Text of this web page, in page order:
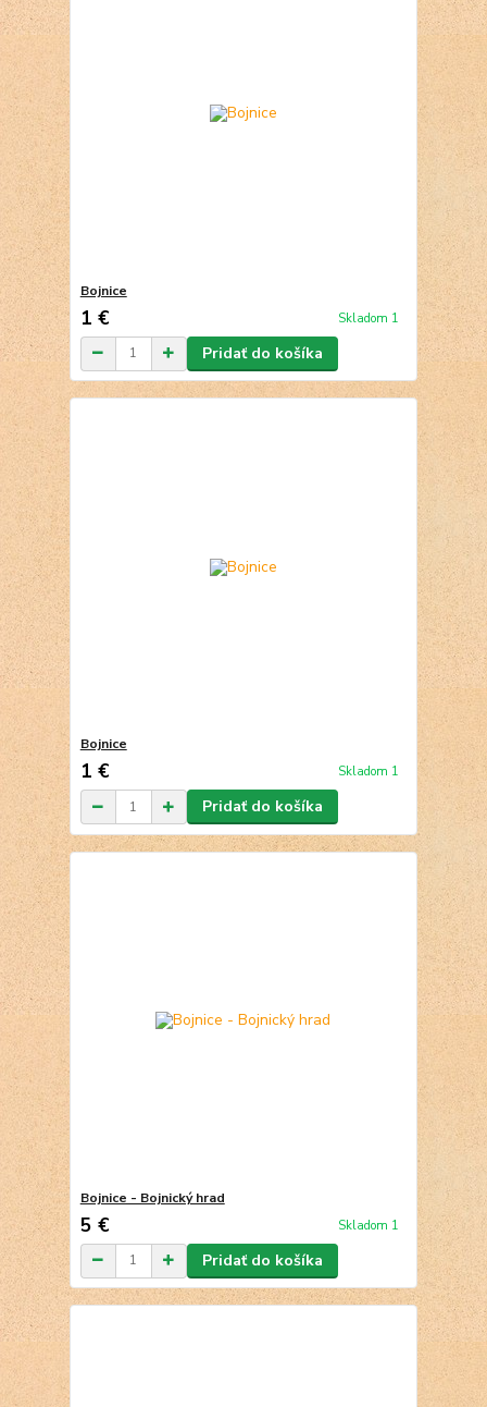
Bojnice
1 € Skladom 1
Pridať do košíka
Bojnice
1 € Skladom 1
Pridať do košíka
Bojnice - Bojnický hrad
5 € Skladom 1
Pridať do košíka